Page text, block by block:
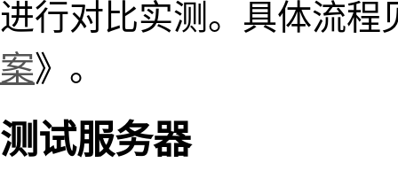
进行对比实测。具体流程
案》。
测试服务器